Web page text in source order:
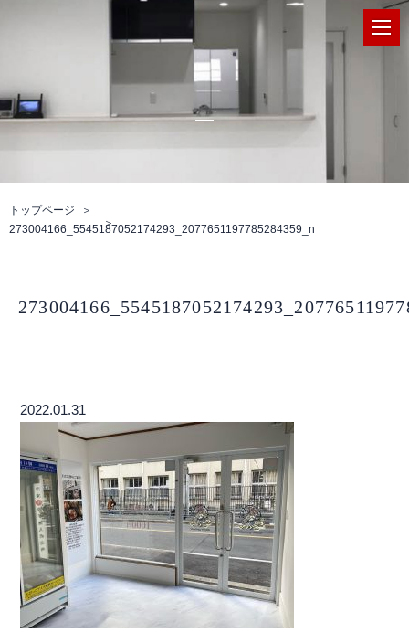
トップページ
273004166_5545187052174293_2077651197785284359_n
2022.01.31